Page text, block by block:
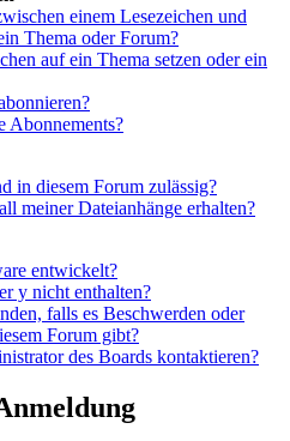
einem Lesezeichen und
Thema oder Forum?
auf ein Thema setzen oder ein
Abonnements?
in diesem Forum zulässig?
meiner Dateianhänge erhalten?
entwickelt?
y nicht enthalten?
falls es Beschwerden oder
Forum gibt?
des Boards kontaktieren?